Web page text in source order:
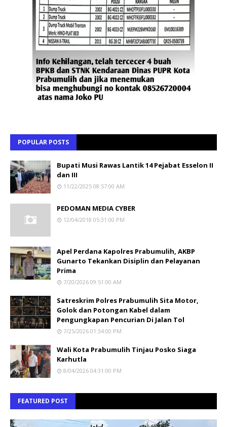
POPULAR POSTS
Bupati Musi Rawas Lantik 14 Pejabat Esselon II
dan III
11/22/2025 08:57:00 AM
PEDOMAN MEDIA CYBER
12/04/2018 05:31:00 PM
Apel Perdana Kapolres Prabumulih, AKBP
Gunarto Tekankan Disiplin dan Pelayanan
Prima
7/20/2026 09:51:00 AM
Satreskrim Polres Prabumulih Sita Motor,
Golok dan Potongan Kabel dalam
Pengungkapan Pencurian Di Jalan Tol
7/25/2026 01:34:00 PM
Wali Kota Prabumulih Tinjau Posko Siaga
Karhutla
8/04/2026 04:31:00 PM
FEATURED POST